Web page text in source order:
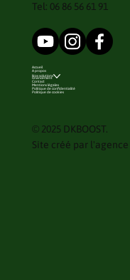
Tel: 06 86 56 61 91
Accueil
A propos
Nos solutions
Financement
Contact
Mentions légales
Politique de confidentialité
Politique de cookies
© 2025 DKBOOST.
Site créé par l'agence